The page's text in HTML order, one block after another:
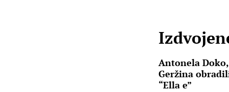
Antonela
Geržina
“Ella e”